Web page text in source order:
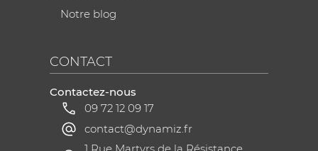
Notre blog
CONTACT
Contactez-nous
09 72 12 09 17
contact@dynamiz.fr